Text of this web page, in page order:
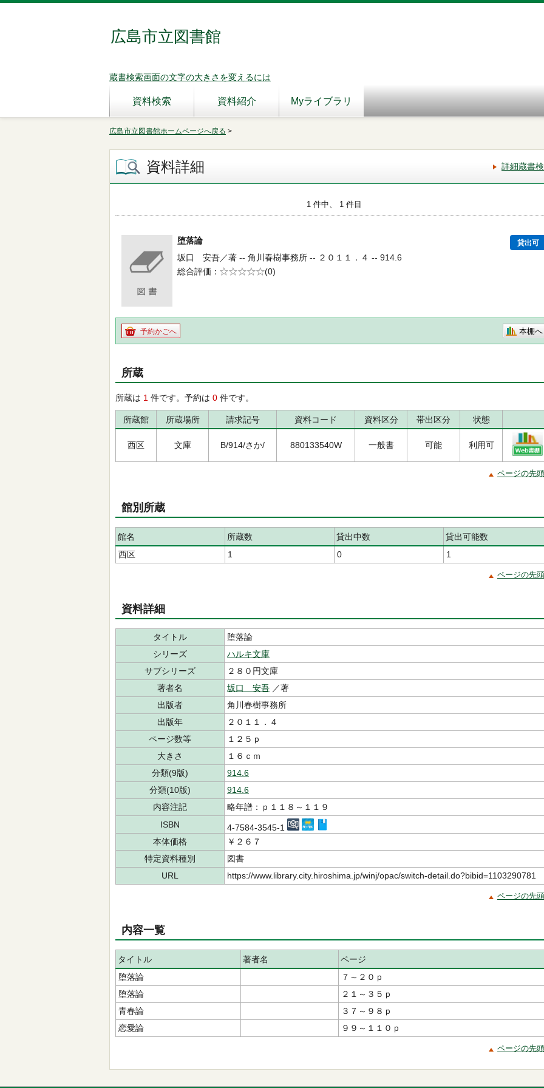
広島市立図書館
蔵書検索画面の文字の大きさを変えるには
資料検索 資料紹介 Myライブラリ
広島市立図書館ホームページへ戻る >
資料詳細 詳細蔵書
1 件中、 1 件目
堕落論 貸出可
坂口 安吾／著 -- 角川春樹事務所 -- ２０１１．４ -- 914.6
総合評価
5段階評価
(0)
予約かごへ 本棚へ
所蔵
所蔵は 1 件です。予約は 0 件です。
所蔵館 所蔵場所 請求記号 資料コード 資料区分 帯出区分 状態
西区 文庫 B/914/さか/ 880133540W 一般書 可能 利用可
ページの先
館別所蔵
館名 所蔵数 貸出中数
貸出可能数
西区
1 0 1
ページの先
資料詳細
タイトル
堕落論
シリーズ
ハルキ文庫
サブシリーズ
２８０円文庫
著者名
坂口 安吾 ／著
出版者
角川春樹事務所
出版年
２０１１．４
ページ数等
１２５ｐ
大きさ
１６ｃｍ
分類(9版)
914.6
分類(10版)
914.6
内容注記
略年譜：ｐ１１８～１１９
ISBN
4-7584-3545-1
本体価格
￥２６７
特定資料種別
図書
URL
https://www.library.city.hiroshima.jp/winj/opac/switch-detail.do?bibid=1103290781
ページの先
内容一覧
タイトル 著者名
ページ
堕落論
７～２０ｐ
堕落論
２１～３５ｐ
青春論
３７～９８ｐ
恋愛論
９９～１１０ｐ
ページの先